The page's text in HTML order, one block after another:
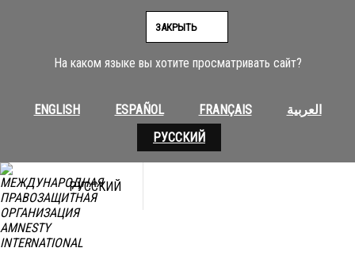
На каком языке вы хотите просматривать сайт?
ENGLISH ESPAÑOL FRANÇAIS
العربية
РУССКИЙ
ЗАКРЫТЬ
РУССКИЙ